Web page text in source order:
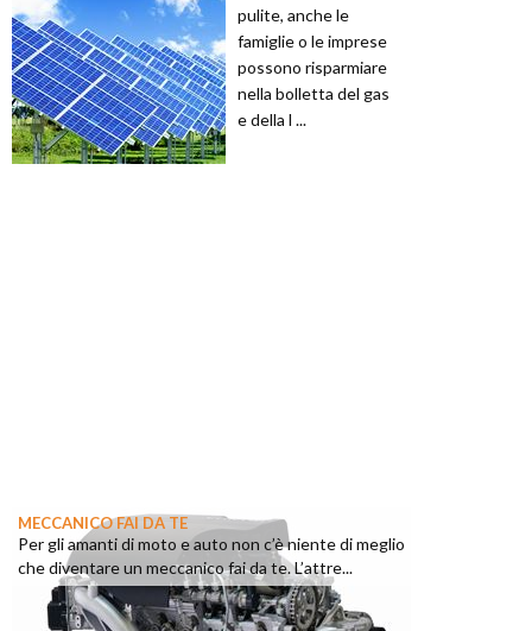
pulite, anche le
famiglie o le imprese
possono risparmiare
nella bolletta del gas
e della l ...
MECCANICO FAI DA TE
Per gli amanti di moto e auto non c’è niente di meglio
che diventare un meccanico fai da te. L’attre...